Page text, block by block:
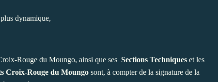
dynamique,
Rouge du Moungo, ainsi que ses Sections Techniques et les
Croix-Rouge du Moungo sont, à compter de la signature de la